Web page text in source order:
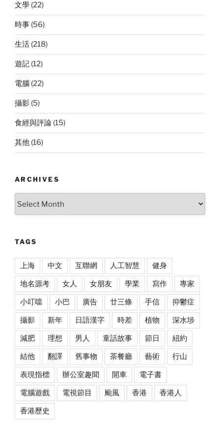
文學 (22)
時事 (56)
生活 (218)
遊記 (12)
電腦 (22)
攝影 (5)
食經與評論 (15)
其他 (16)
ARCHIVES
TAGS
上海 中文 互聯網 人工智慧 健身
地名源考 女人 女朋友 學業 寫作 專家
小叮噹 小巴 廣告 廿三條 手信 抑鬱症
攝影 新年 日語漢字 時差 植物 深水埗
減肥 理想 男人 童話故事 節日 紐約
結他 翻譯 舊事物 茶餐廳 藝術 行山
表現指標 辦公室趣聞 開車 電子書
電腦遊戲 電視節目 颱風 香港 香港人
香港歷史